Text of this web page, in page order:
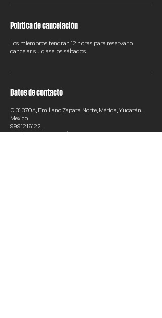
Política de cancelación
Los miembros tendran 12 horas para reservar o
cancelar su clase los sábados.
Datos de contacto
C. 31 370A, Emiliano Zapata Norte, Mérida, Yucatán,
Mexico
9991216122
norder.training@gmail.com